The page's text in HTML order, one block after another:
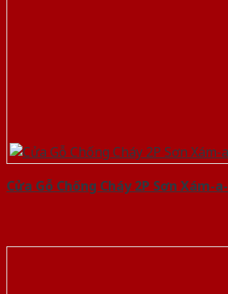
Cửa Gỗ Chống Cháy 2P Sơn Xám-